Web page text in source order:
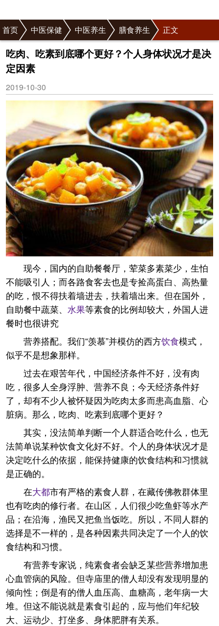
首页 中医保健 中医养生 膳食养生 正文
吃肉、吃素到底哪个更好？个人身体状况才是决
定因素
2019-10-30
现今，国内的自助餐餐厅，荤菜多素菜少，生怕
不能吸引人；而各路食客去也是专捡高蛋白、高热量
的吃，恨不得扶着墙进去，扶着墙出来。但在国外，
自助餐中蔬菜、 水果等素食的比例却较大，外国人进
餐时也很讲究
营养搭配。我们“羡慕”并模仿的西方饮食模式，
似乎不是想象那样。
过去在艰苦年代，中国经济条件不好，没有肉
吃，很多人全身浮肿、营养不良；今天经济条件好
了，却有不少人被怀疑因为吃肉太多而患高血脂、心
脏病。那么，吃肉、吃素到底哪个更好？
其实，没法简单判断一个人群适合吃什么，也无
法简单说某种饮食文化好不好。个人的身体状况才是
决定吃什么的依据，能保持健康的饮食结构和习惯就
是正确的。
在大都市有严格的素食人群，在藏传佛教群体里
也有吃肉的修行者。在山区，人们很少吃鱼虾等水产
品；在沿海，渔民又把鱼当饭吃。所以，不同人群的
选择是不一样的，是各种因素共同决定了一个人的饮
食结构和习惯。
有营养专家说，纯素食者会缺乏某些营养增加患
心血管病的风险。但寺庙里的僧人却没有发现明显的
倾向性；倒是有的僧人血压高、血糖高，老年病一大
堆。但这不能说就是素食引起的，应与他们年纪较
大、运动少、打坐多、身体肥胖有关系。